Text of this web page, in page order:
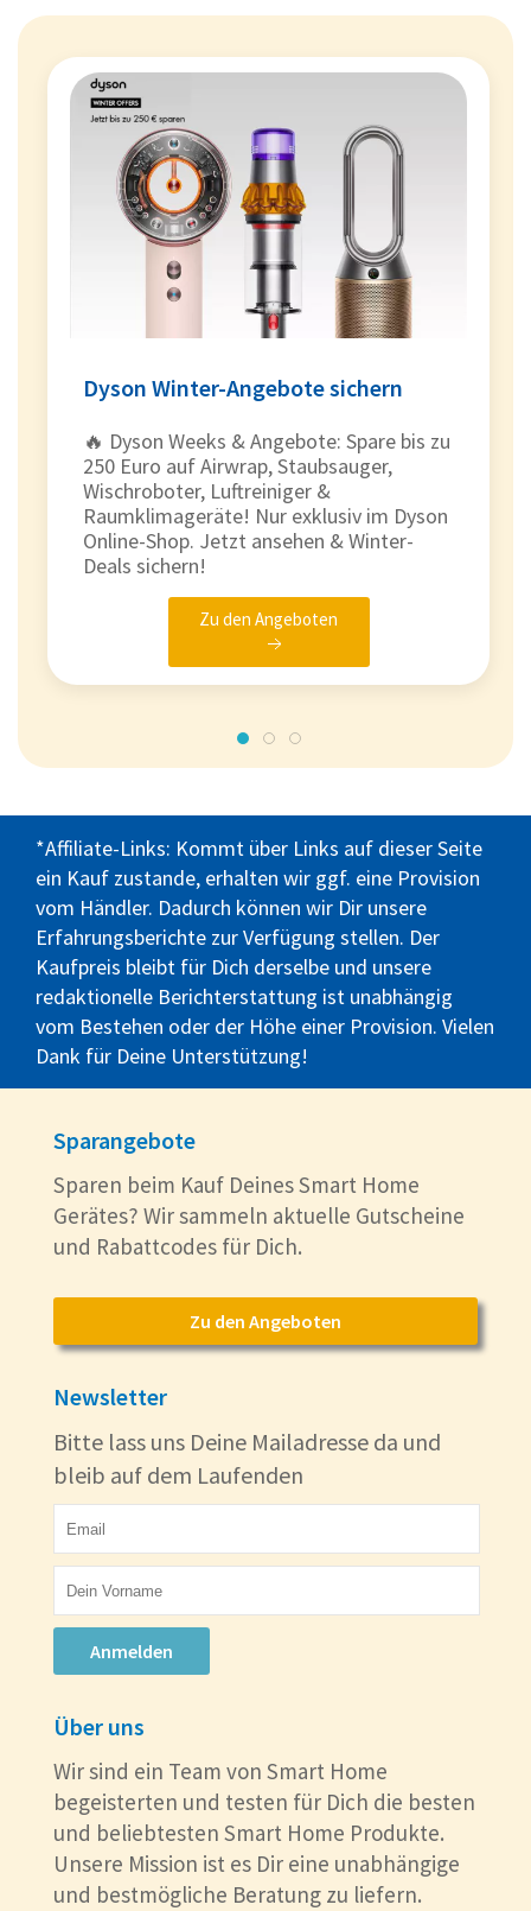
Dyson Winter-Angebote sichern
🔥 Dyson Weeks & Angebote: Spare bis zu
250 Euro auf Airwrap, Staubsauger,
Wischroboter, Luftreiniger &
Raumklimageräte! Nur exklusiv im Dyson
Online-Shop. Jetzt ansehen & Winter-
Deals sichern!
Zu den Angeboten
*Affiliate-Links: Kommt über Links auf dieser Seite
ein Kauf zustande, erhalten wir ggf. eine Provision
vom Händler. Dadurch können wir Dir unsere
Erfahrungsberichte zur Verfügung stellen. Der
Kaufpreis bleibt für Dich derselbe und unsere
redaktionelle Berichterstattung ist unabhängig
vom Bestehen oder der Höhe einer Provision. Vielen
Dank für Deine Unterstützung!
Sparangebote
Sparen beim Kauf Deines Smart Home
Gerätes? Wir sammeln aktuelle Gutscheine
und Rabattcodes für Dich.
Zu den Angeboten
Newsletter
Bitte lass uns Deine Mailadresse da und
bleib auf dem Laufenden
Anmelden
Über uns
Wir sind ein Team von Smart Home
begeisterten und testen für Dich die besten
und beliebtesten Smart Home Produkte.
Unsere Mission ist es Dir eine unabhängige
und bestmögliche Beratung zu liefern.